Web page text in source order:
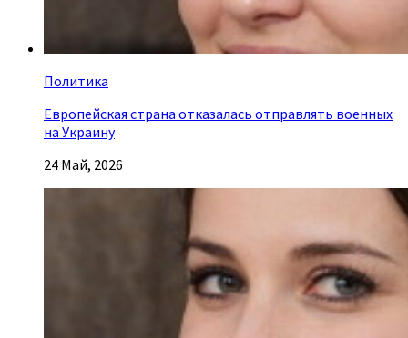
Политика
Европейская страна отказалась отправлять военных
на Украину
24 Май, 2026